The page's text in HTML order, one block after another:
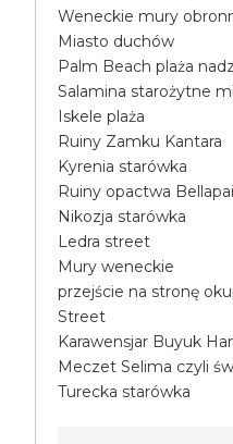
Weneckie mury
Miasto duchów
Palm Beach plaża
Salamina starożytne
Iskele plaża
Ruiny Zamku Kantara
Kyrenia starówka
Ruiny opactwa
Nikozja starówka
Ledra street
Mury weneckie
przejście na stronę
Street
Karawensjar Buyuk
Meczet Selima czyli
Turecka starówka